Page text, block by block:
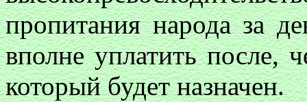
пропитания народа за
вполне уплатить после,
который будет назначен.